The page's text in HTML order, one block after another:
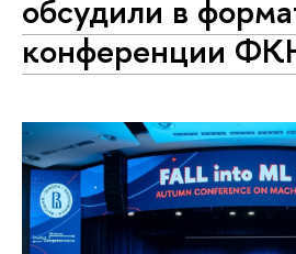
обсудили в
конференции